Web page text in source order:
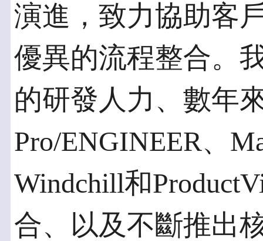
演進，致力協助客
優異的流程整合。
的研發人力、數年
Pro/ENGINEER、
Windchill和
合、以及不斷推出